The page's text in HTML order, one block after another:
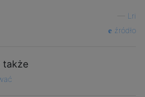
Lri
źródło
także